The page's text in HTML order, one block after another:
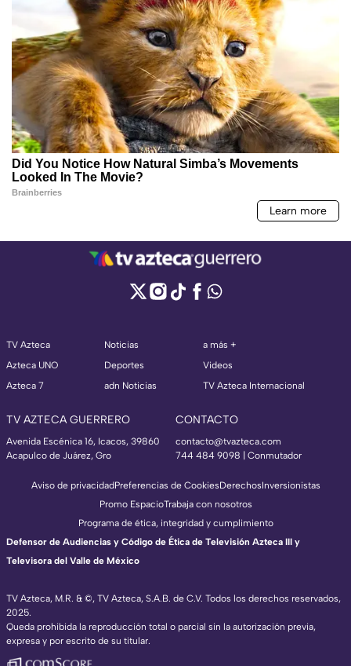
TV Azteca
Azteca UNO
Azteca 7
Noticias
Deportes
adn Noticias
a más +
Videos
TV Azteca Internacional
TV AZTECA GUERRERO
Avenida Escénica 16, Icacos, 39860
Acapulco de Juárez, Gro
CONTACTO
contacto@tvazteca.com
744 484 9098 | Conmutador
TV Azteca, M.R. & ©, TV Azteca, S.A.B. de C.V. Todos los derechos reservados,
2025.
Queda prohibida la reproducción total o parcial sin la autorización previa,
expresa y por escrito de su titular.
Aviso de privacidadPreferencias de CookiesDerechosInversionistas
Promo EspacioTrabaja con nosotros
Programa de ética, integridad y cumplimiento
Defensor de Audiencias y Código de Ética de Televisión Azteca III y
Televisora del Valle de México